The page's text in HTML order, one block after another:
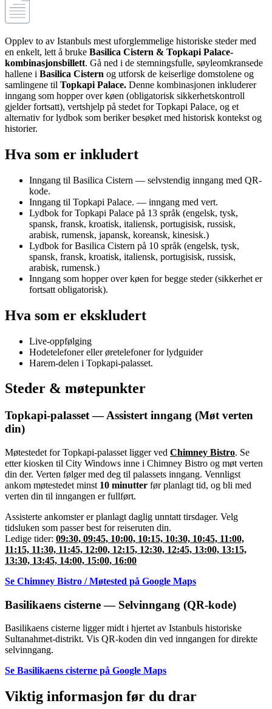
Opplev to av Istanbuls mest uforglemmelige historiske steder med
en enkelt, lett å bruke Basilica Cistern & Topkapi Palace-
kombinasjonsbillett. Gå ned i de stemningsfulle, søyleomkransede
hallene i Basilica Cistern og utforsk de keiserlige domstolene og
samlingene til Topkapi Palace. Denne kombinasjonen inkluderer
inngang som hopper over køen (obligatorisk sikkerhetskontroll
gjelder fortsatt), vertshjelp på stedet for Topkapi Palace, og et
alternativ for lydbok som beriker besøket med historisk kontekst og
historier.
Hva som er inkludert
Inngang til Basilica Cistern — selvstendig inngang med QR-
kode.
Inngang til Topkapi Palace. — inngang med vert.
Lydbok for Topkapi Palace på 13 språk (engelsk, tysk,
spansk, fransk, kroatisk, italiensk, portugisisk, russisk,
arabisk, rumensk, japansk, koreansk, kinesisk.)
Lydbok for Basilica Cistern på 10 språk (engelsk, tysk,
spansk, fransk, kroatisk, italiensk, portugisisk, russisk,
arabisk, rumensk.)
Inngang som hopper over køen for begge steder (sikkerhet er
fortsatt obligatorisk).
Hva som er ekskludert
Live-oppfølging
Hodetelefoner eller øretelefoner for lydguider
Harem-delen i Topkapi-palasset.
Steder & møtepunkter
Topkapi-palasset — Assistert inngang (Møt verten
din)
Møtestedet for Topkapi-palasset ligger ved Chimney Bistro. Se
etter kiosken til City Windows inne i Chimney Bistro og møt verten
din der. Verten følger med deg til palassets inngang. Vennligst
ankom møtestedet minst 10 minutter før planlagt tid, og bli med
verten din til inngangen er fullført.
Assisterte ankomster er planlagt daglig unntatt tirsdager. Velg
tidsluken som passer best for reiseruten din.
Ledige tider: 09:30, 09:45, 10:00, 10:15, 10:30, 10:45, 11:00,
11:15, 11:30, 11:45, 12:00, 12:15, 12:30, 12:45, 13:00, 13:15,
13:30, 13:45, 14:00, 15:00, 16:00
Se Chimney Bistro / Møtested på Google Maps
Basilikaens cisterne — Selvinngang (QR-kode)
Basilikaens cisterne ligger midt i hjertet av Istanbuls historiske
Sultanahmet-distrikt. Vis QR-koden din ved inngangen for direkte
selvinngang.
Se Basilikaens cisterne på Google Maps
Viktig informasjon før du drar